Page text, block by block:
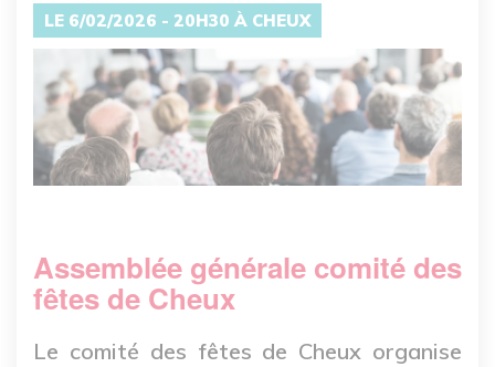
LE 6/02/2026 - 20H30 À CHEUX
Assemblée générale comité des
fêtes de Cheux
Le comité des fêtes de Cheux organise